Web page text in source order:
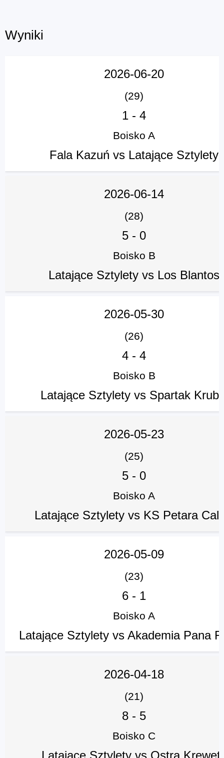
Wyniki
2026-06-20
(29)
1 - 4
Boisko A
Fala Kazuń vs Latające Sztylety
2026-06-14
(28)
5 - 0
Boisko B
Latające Sztylety vs Los Blantos
2026-05-30
(26)
4 - 4
Boisko B
Latające Sztylety vs Spartak
2026-05-23
(25)
5 - 0
Boisko A
Latające Sztylety vs KS Petara
2026-05-09
(23)
6 - 1
Boisko A
Latające Sztylety vs Akademia Pana
2026-04-18
(21)
8 - 5
Boisko C